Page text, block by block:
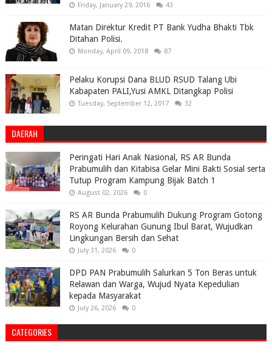
Friday, January 29, 2016 43
Matan Direktur Kredit PT Bank Yudha Bhakti Tbk
Ditahan Polisi.
Monday, April 09, 2018 87
Pelaku Korupsi Dana BLUD RSUD Talang Ubi
Kabapaten PALI,Yusi AMKL Ditangkap Polisi
Tuesday, September 12, 2017 32
DAERAH
Peringati Hari Anak Nasional, RS AR Bunda
Prabumulih dan Kitabisa Gelar Mini Bakti Sosial serta
Tutup Program Kampung Bijak Batch 1
August 02, 2026 0
RS AR Bunda Prabumulih Dukung Program Gotong
Royong Kelurahan Gunung Ibul Barat, Wujudkan
Lingkungan Bersih dan Sehat
July 31, 2026 0
DPD PAN Prabumulih Salurkan 5 Ton Beras untuk
Relawan dan Warga, Wujud Nyata Kepedulian
kepada Masyarakat
July 26, 2026 0
CATEGORIES